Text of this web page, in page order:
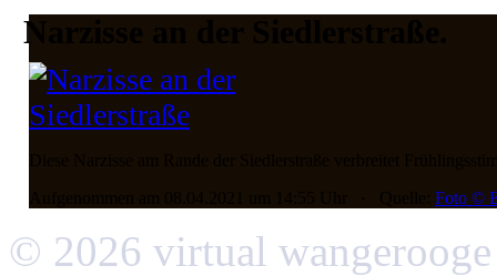
Narzisse an der Siedlerstraße.
Foto ©
© 2026 virtual wangerooge